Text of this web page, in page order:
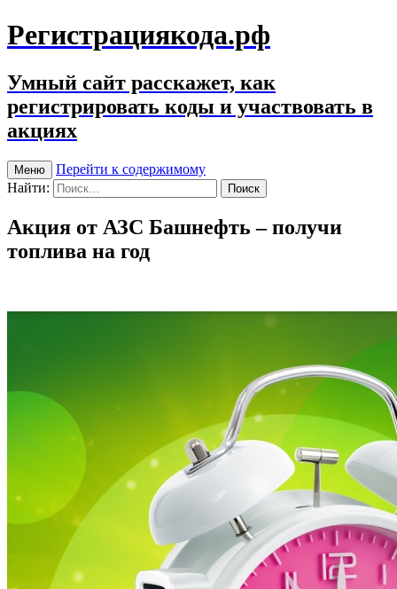
Регистрациякода.рф
Умный сайт расскажет, как
регистрировать коды и участвовать в
акциях
Меню
Перейти к содержимому
Найти:
Акция от АЗС Башнефть – получи
топлива на год